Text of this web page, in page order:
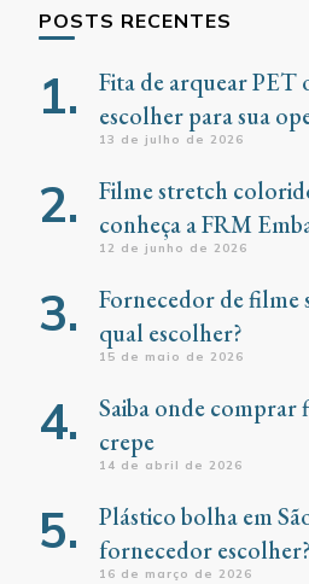
POSTS RECENTES
Fita de arquear PET
escolher para sua
13 de julho de 2026
Filme stretch
conheça a FRM
12 de junho de 2026
Fornecedor de filme
qual escolher?
15 de maio de 2026
Saiba onde comprar
crepe
14 de abril de 2026
Plástico bolha em
fornecedor escolher?
16 de março de 2026